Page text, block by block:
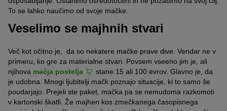
To se lahko naučimo od svoje mačke.
Veselimo se majhnih stvari
Več kot očitno je, da so nekatere mačke prave dive. Vendar ne v
primeru, ko gre za materialne stvari. Povsem vseeno jim je, ali
njihova mačja postelja stane 15 ali 100 evrov. Glavno je, da
je udobna. Mnogi ljubitelji mačk poznajo situacije, ki to samo še
poudarjajo: Prejeli ste paket, mačka pa se nemudoma razkomoti
v kartonski škatli. Že majhen kos zmečkanega časopisnega